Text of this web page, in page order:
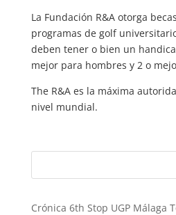
La Fundación R&A otorga
programas de golf
deben tener o bien un
mejor para hombres y 2 o
The R&A es la máxima
nivel mundial.
Crónica 6th Stop UGP Málaga